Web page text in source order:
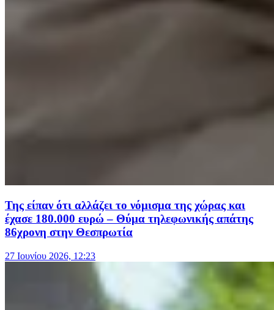
Της είπαν ότι αλλάζει το νόμισμα της χώρας και
έχασε 180.000 ευρώ – Θύμα τηλεφωνικής απάτης
86χρονη στην Θεσπρωτία
27 Ιουνίου 2026, 12:23